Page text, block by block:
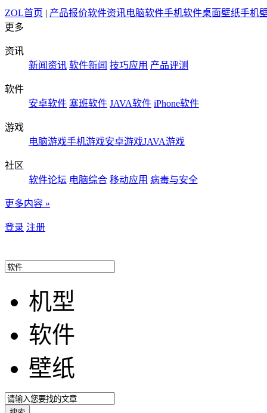
ZOL首页 | 产品报价软件资讯电脑软件手机软件桌面壁纸手机
更多
资讯
新闻资讯 软件新闻 技巧应用 产品评测
软件
安卓软件 塞班软件 JAVA软件 iPhone软件
游戏
电脑游戏手机游戏安卓游戏JAVA游戏
社区
软件论坛 电脑综合 移动应用 病毒与安全
更多内容 »
登录 注册
机型
软件
壁纸